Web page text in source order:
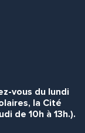
vous du lundi
la Cité
de 10h à 13h.).